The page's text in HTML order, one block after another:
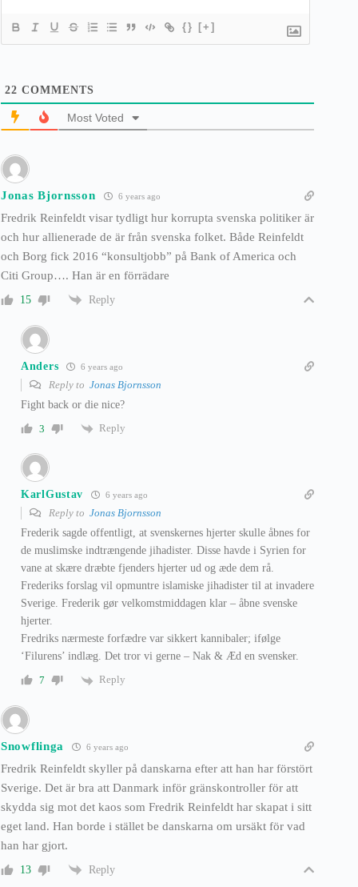
{} [+]
22 COMMENTS
Most Voted
Jonas Bjornsson 6 years ago
Fredrik Reinfeldt visar tydligt hur korrupta svenska politiker är
och hur allienerade de är från svenska folket. Både Reinfeldt
och Borg fick 2016 “konsultjobb” på Bank of America och
Citi Group…. Han är en förrädare
15 Reply
Anders 6 years ago
Reply to Jonas Bjornsson
Fight back or die nice?
3
Reply
KarlGustav 6 years ago
Reply to Jonas Bjornsson
Frederik sagde offentligt, at svenskernes hjerter skulle åbnes for
de muslimske indtrængende jihadister. Disse havde i Syrien for
vane at skære dræbte fjenders hjerter ud og æde dem rå.
Frederiks forslag vil opmuntre islamiske jihadister til at invadere
Sverige. Frederik gør velkomstmiddagen klar – åbne svenske
hjerter.
Fredriks nærmeste forfædre var sikkert kannibaler; ifølge
‘Filurens’ indlæg. Det tror vi gerne – Nak & Æd en svensker.
7
Reply
Snowflinga 6 years ago
Fredrik Reinfeldt skyller på danskarna efter att han har förstört
Sverige. Det är bra att Danmark inför gränskontroller för att
skydda sig mot det kaos som Fredrik Reinfeldt har skapat i sitt
eget land. Han borde i stället be danskarna om ursäkt för vad
han har gjort.
13 Reply